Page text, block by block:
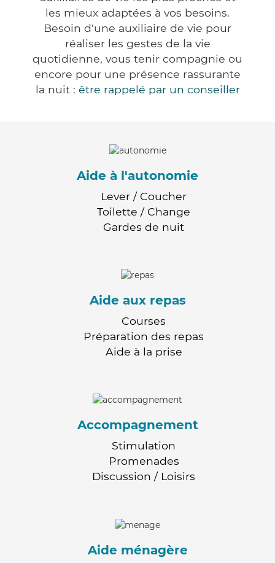
les mieux adaptées à vos besoins.
Besoin d'une auxiliaire de vie pour
réaliser les gestes de la vie
quotidienne, vous tenir compagnie ou
encore pour une présence rassurante
la nuit : être rappelé par un conseiller
Aide à l'autonomie
Lever / Coucher
Toilette / Change
Gardes de nuit
Aide aux repas
Courses
Préparation des repas
Aide à la prise
Accompagnement
Stimulation
Promenades
Discussion / Loisirs
Aide ménagère